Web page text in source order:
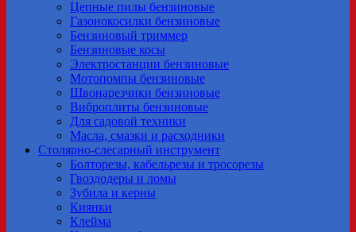
Цепные пилы бензиновые
Газонокосилки бензиновые
Бензиновый триммер
Бензиновые косы
Электростанции бензиновые
Мотопомпы бензиновые
Швонарезчики бензиновые
Виброплиты бензиновые
Для садовой техники
Масла, смазки и расходники
Столярно-слесарный инструмент
Болторезы, кабельрезы и тросорезы
Гвоздодеры и ломы
Зубила и керны
Киянки
Клейма